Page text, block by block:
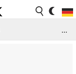
...